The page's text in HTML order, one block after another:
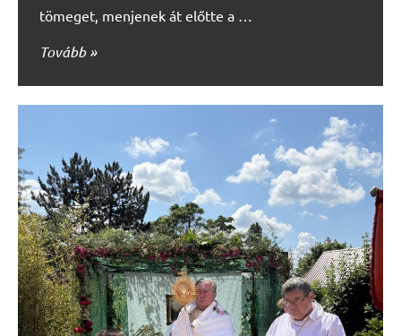
tömeget, menjenek át előtte a …
Tovább